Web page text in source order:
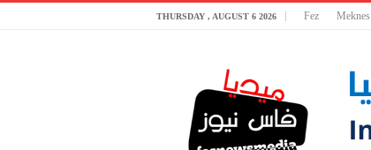
THURSDAY , AUGUST 6 2026 Fez Meknes